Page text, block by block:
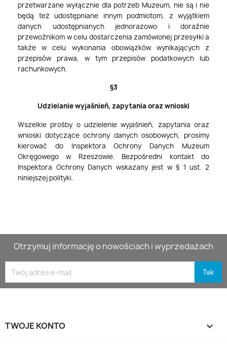
przetwarzane wyłącznie dla potrzeb Muzeum, nie są i nie
będą też udostępniane innym podmiotom, z wyjątkiem
danych udostępnianych jednorazowo i doraźnie
przewoźnikom w celu dostarczenia zamówionej przesyłki a
także w celu wykonania obowiązków wynikających z
przepisów prawa, w tym przepisów podatkowych lub
rachunkowych.
§3
Udzielanie wyjaśnień, zapytania oraz wnioski
Wszelkie prośby o udzielenie wyjaśnień, zapytania oraz
wnioski dotyczące ochrony danych osobowych, prosimy
kierować do Inspektora Ochrony Danych Muzeum
Okręgowego w Rzeszowie. Bezpośredni kontakt do
Inspektora Ochrony Danych wskazany jest w § 1 ust. 2
niniejszej polityki.
Otrzymuj informację o nowościach i wyprzedażach
TWOJE KONTO 